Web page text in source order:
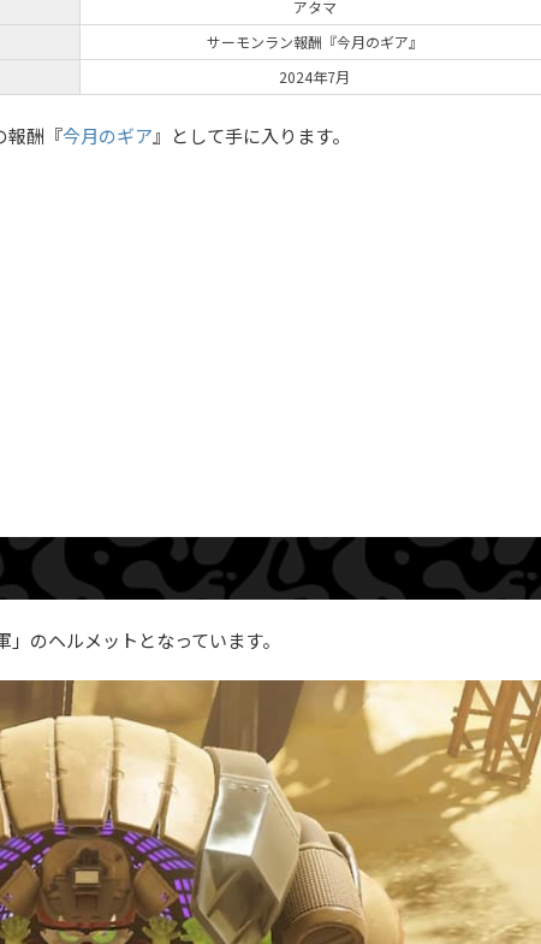
アタマ
サーモンラン報酬『今月のギア』
2024年7月
報酬『今月のギア』として手に入ります。
のヘルメットとなっています。